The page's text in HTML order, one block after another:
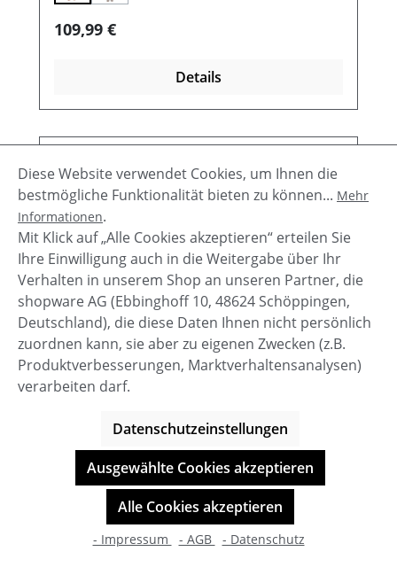
Regulärer Preis:
109,99 €
Details
Diese Website verwendet Cookies, um Ihnen die
bestmögliche Funktionalität bieten zu können... Mehr
Informationen.
Mit Klick auf „Alle Cookies akzeptieren“ erteilen Sie
Ihre Einwilligung auch in die Weitergabe über Ihr
Verhalten in unserem Shop an unseren Partner, die
shopware AG (Ebbinghoff 10, 48624 Schöppingen,
Deutschland), die diese Daten Ihnen nicht persönlich
zuordnen kann, sie aber zu eigenen Zwecken (z.B.
Produktverbesserungen, Marktverhaltensanalysen)
verarbeiten darf.
Datenschutzeinstellungen
Ausgewählte Cookies akzeptieren
Alle Cookies akzeptieren
- Impressum - AGB - Datenschutz